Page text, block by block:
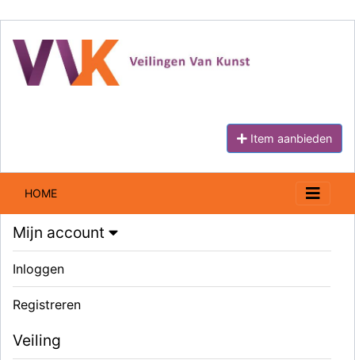
Item aanbieden
HOME
Mijn account
Inloggen
Registreren
Veiling